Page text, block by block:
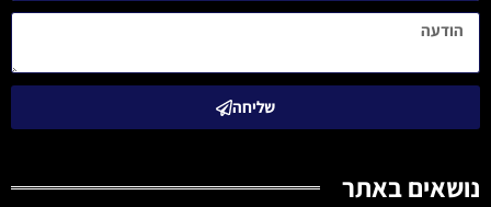
שליחה
נושאים באתר